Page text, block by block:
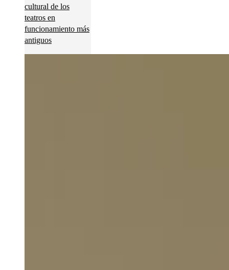
cultural de los
teatros en
funcionamiento más
antiguos